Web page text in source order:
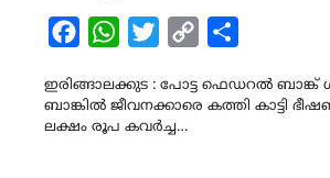
FacebookWhatsAppTwitterCopy
ഇരിങ്ങാലക്കുട : പോട്ട ഫെഡറൽ ബാങ്ക്
ബാങ്കിൽ ജീവനക്കാരെ കത്തി കാട്ടി
ലക്ഷം രൂപ കവർച്ച…